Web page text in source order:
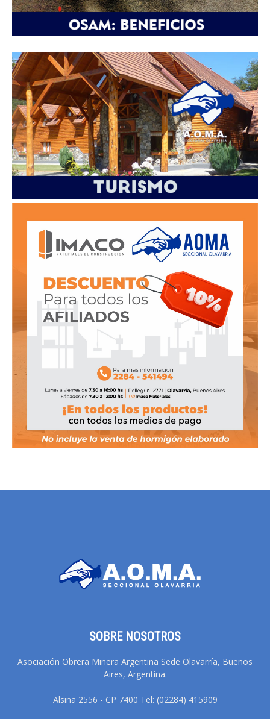
SOBRE NOSOTROS
Asociación Obrera Minera Argentina Sede Olavarría, Buenos
Aires, Argentina.
Alsina 2556 - CP 7400 Tel: (02284) 415909